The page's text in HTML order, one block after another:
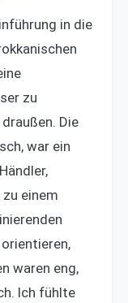
in die
zu
Die
war ein
einem
waren eng,
Ich fühlte